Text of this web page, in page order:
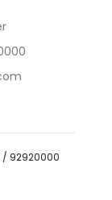
/ 92920000